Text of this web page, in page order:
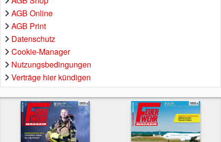
AGB Online
AGB Print
Datenschutz
Cookie-Manager
Nutzungsbedingungen
Verträge hier kündigen